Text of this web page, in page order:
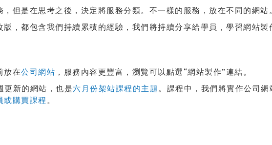
但是在思考之後，決定將服務分類。不一樣的服務，放在不同的網站
，都包含我們持續累積的經驗，我們將持續分享給學員，學習網站製
放在公司網站 ，服務內容更豐富，瀏覽可以點選“網站製作”連結。
更新的網站，也是六月份架站課程的主題。課程中，我們將實作公司網
或購買課程 。